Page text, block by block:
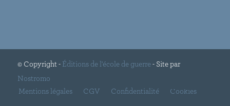
© Copyright - Éditions de l'école de guerre- Site par
Nostromo
Mentions légales
CGV Confidentialité Cookies